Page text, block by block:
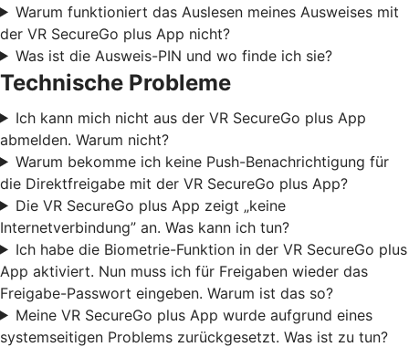
Warum funktioniert das Auslesen meines Ausweises mit
der VR SecureGo plus App nicht?
Was ist die Ausweis-PIN und wo finde ich sie?
Technische Probleme
Ich kann mich nicht aus der VR SecureGo plus App
abmelden. Warum nicht?
Warum bekomme ich keine Push-Benachrichtigung für
die Direktfreigabe mit der VR SecureGo plus App?
Die VR SecureGo plus App zeigt „keine
Internetverbindung” an. Was kann ich tun?
Ich habe die Biometrie-Funktion in der VR SecureGo plus
App aktiviert. Nun muss ich für Freigaben wieder das
Freigabe-Passwort eingeben. Warum ist das so?
Meine VR SecureGo plus App wurde aufgrund eines
systemseitigen Problems zurückgesetzt. Was ist zu tun?